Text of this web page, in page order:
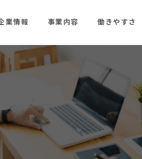
業情報 事業内容 働きやすさ